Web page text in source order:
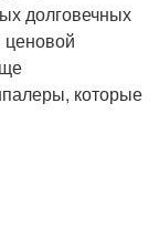
долговечных
которые